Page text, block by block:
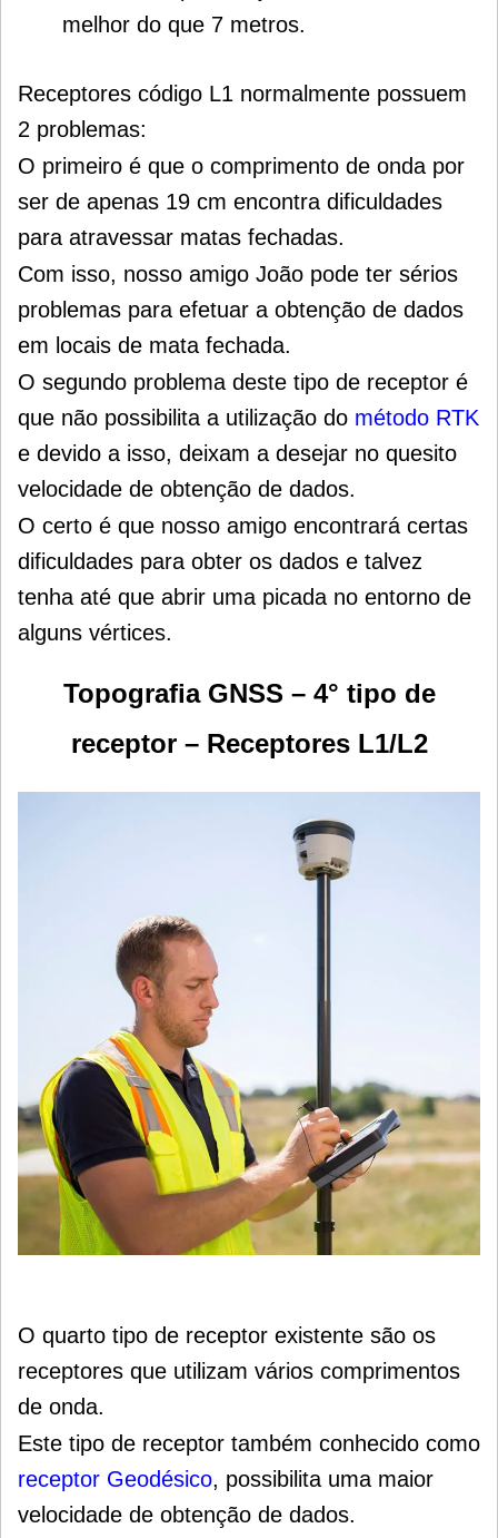
melhor do que 7 metros.
Receptores código L1 normalmente possuem
2 problemas:
O primeiro é que o comprimento de onda por
ser de apenas 19 cm encontra dificuldades
para atravessar matas fechadas.
Com isso, nosso amigo João pode ter sérios
problemas para efetuar a obtenção de dados
em locais de mata fechada.
O segundo problema deste tipo de receptor é
que não possibilita a utilização do método RTK
e devido a isso, deixam a desejar no quesito
velocidade de obtenção de dados.
O certo é que nosso amigo encontrará certas
dificuldades para obter os dados e talvez
tenha até que abrir uma picada no entorno de
alguns vértices.
Topografia GNSS – 4° tipo de
receptor – Receptores L1/L2
O quarto tipo de receptor existente são os
receptores que utilizam vários comprimentos
de onda.
Este tipo de receptor também conhecido como
receptor Geodésico, possibilita uma maior
velocidade de obtenção de dados.